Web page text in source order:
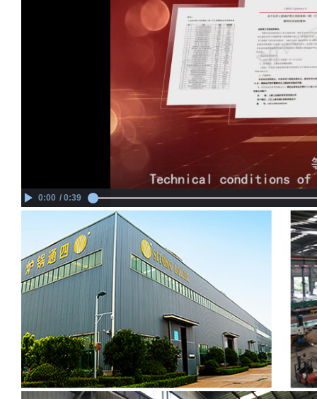
0:00 / 0:39